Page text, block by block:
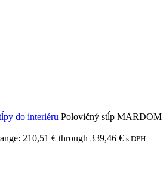
do interiéru Polovičný stĺp
210,51 € through 339,46 € s DPH